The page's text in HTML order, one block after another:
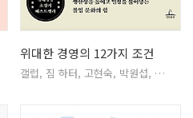
위대한 경영의 12가지 조건
갤럽, 짐 하터, 고현숙, 박원섭, …